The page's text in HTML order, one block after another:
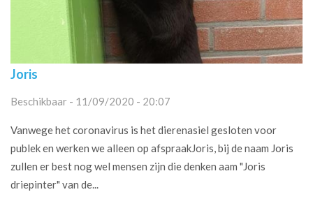
Joris
Beschikbaar - 11/09/2020 - 20:07
Vanwege het coronavirus is het dierenasiel gesloten voor
publek en werken we alleen op afspraakJoris, bij de naam Joris
zullen er best nog wel mensen zijn die denken aam "Joris
driepinter" van de...